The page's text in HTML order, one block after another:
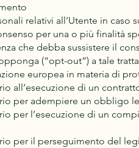
relativi all’Utente in caso
per una o più finalità
che debba sussistere il
(“opt-out”) a tale
europea in materia di
all’esecuzione di un
per adempiere un obbligo
per l’esecuzione di un
per il perseguimento del